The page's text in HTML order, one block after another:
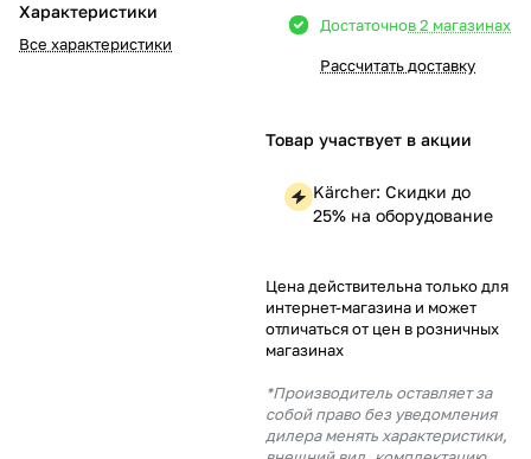
Характеристики
Все характеристики
Достаточнов 2 магазинах
Рассчитать доставку
Товар участвует в акции
Kärcher: Скидки до
25% на оборудование
Цена действительна только для
интернет-магазина и может
отличаться от цен в розничных
магазинах
*Производитель оставляет за
собой право без уведомления
дилера менять характеристики,
в корзину
% картой любого банка
% будут
с вашей карты